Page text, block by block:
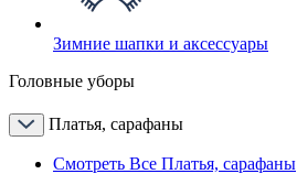
Зимние шапки и аксессуары
Головные уборы
Платья, сарафаны
Смотреть Все Платья, сарафаны